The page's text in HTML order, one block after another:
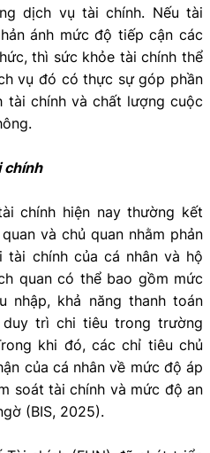
dịch vụ tài chính. Nếu tài
ánh mức độ tiếp cận các
thì sức khỏe tài chính thể
vụ đó có thực sự góp phần
tài chính và chất lượng cuộc
chính
chính hiện nay thường kết
và chủ quan nhằm phản
tài chính của cá nhân và hộ
quan có thể bao gồm mức
khả năng thanh toán
duy trì chi tiêu trong trường
khi đó, các chỉ tiêu chủ
của cá nhân về mức độ áp
soát tài chính và mức độ an
(BIS, 2025).